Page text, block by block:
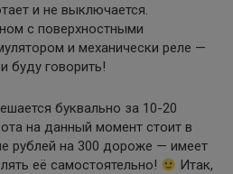
и не выключается.
с поверхностными
и механически реле —
буду говорить!
буквально за 10-20
на данный момент стоит в
рублей на 300 дороже — имеет
её самостоятельно!
Итак,